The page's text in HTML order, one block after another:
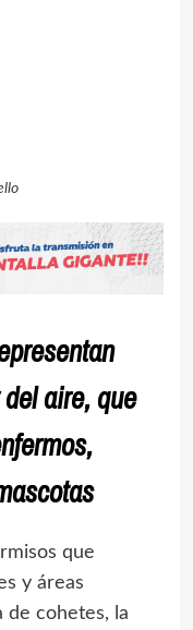
aire, que
que
y áreas
de cohetes, la